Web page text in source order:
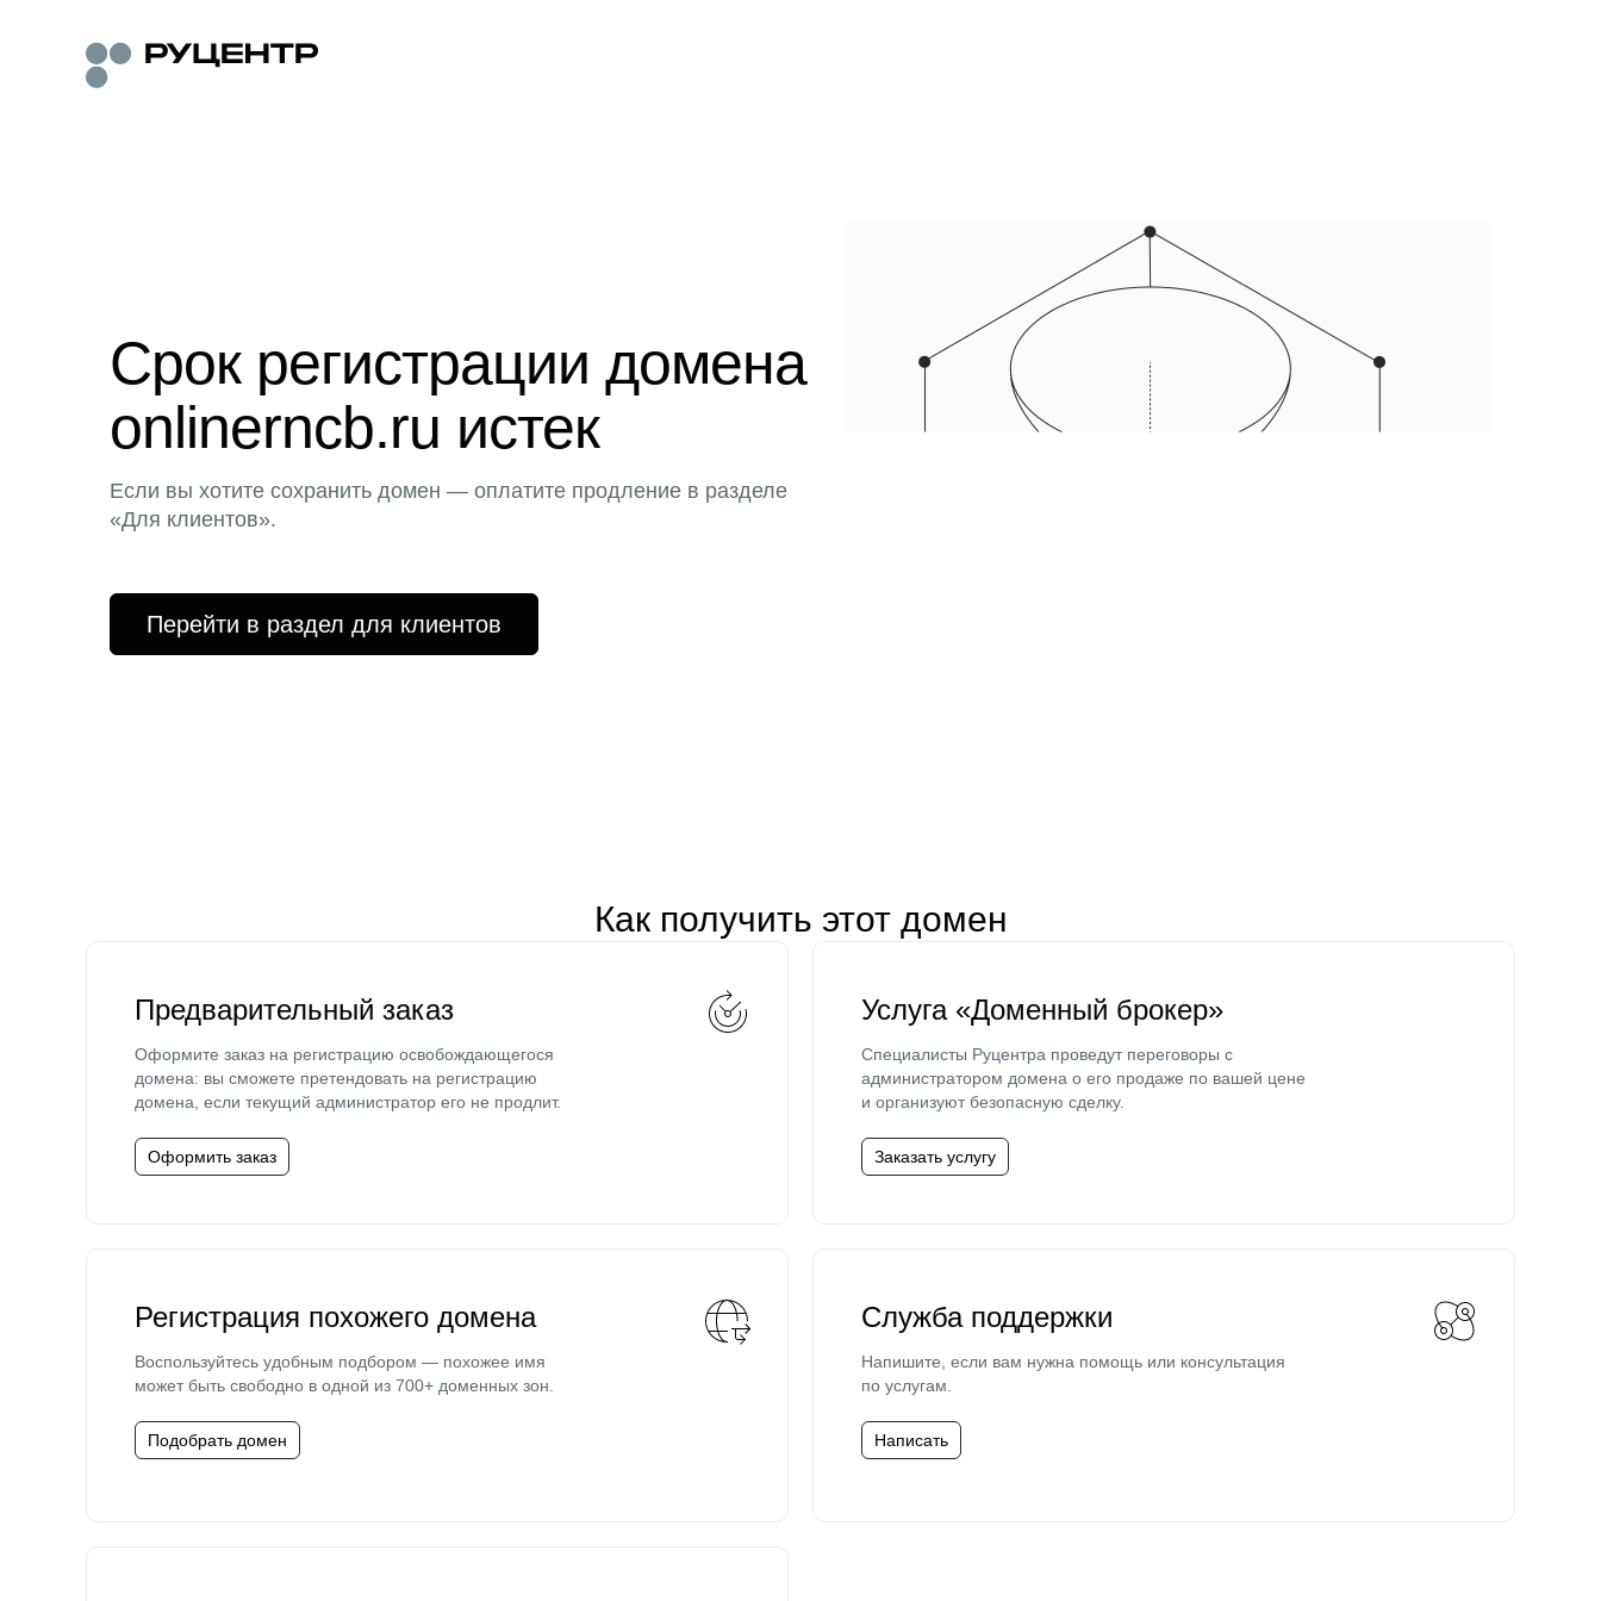
Срок регистрации домена
onlinerncb.ru истек
Если вы хотите сохранить домен — оплатите продление в разделе
«Для клиентов».
Перейти в раздел для клиентов
Как получить этот домен
Предварительный заказ
Оформите заказ на регистрацию освобождающегося
домена: вы сможете претендовать на регистрацию
домена, если текущий администратор его не продлит.
Оформить заказ
Услуга «Доменный брокер»
Специалисты Руцентра проведут переговоры с
администратором домена о его продаже по вашей цене
и организуют безопасную сделку.
Заказать услугу
Регистрация похожего домена
Воспользуйтесь удобным подбором — похожее имя
может быть свободно в одной из 700+ доменных зон.
Подобрать домен
Служба поддержки
Напишите, если вам нужна помощь или консультация
по услугам.
Написать